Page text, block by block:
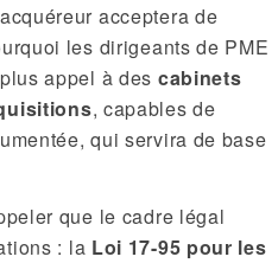
acceptera de
les dirigeants de PME
appel à des cabinets
, capables de
qui servira de base
que le cadre légal
: la Loi 17-95 pour les